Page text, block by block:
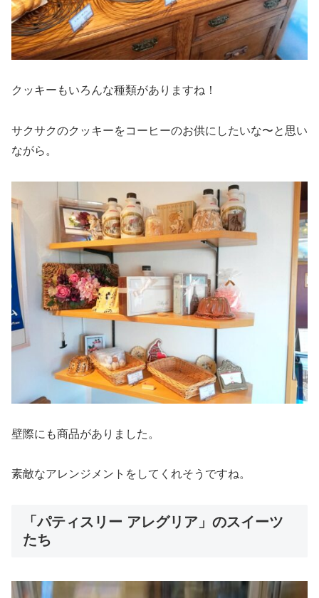
クッキーもいろんな種類がありますね！
サクサクのクッキーをコーヒーのお供にしたいな〜と思い
ながら。
壁際にも商品がありました。
素敵なアレンジメントをしてくれそうですね。
「パティスリー アレグリア」のスイーツ
たち